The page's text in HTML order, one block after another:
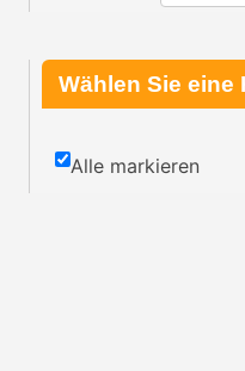
Wählen Sie eine
alle
Alle markieren